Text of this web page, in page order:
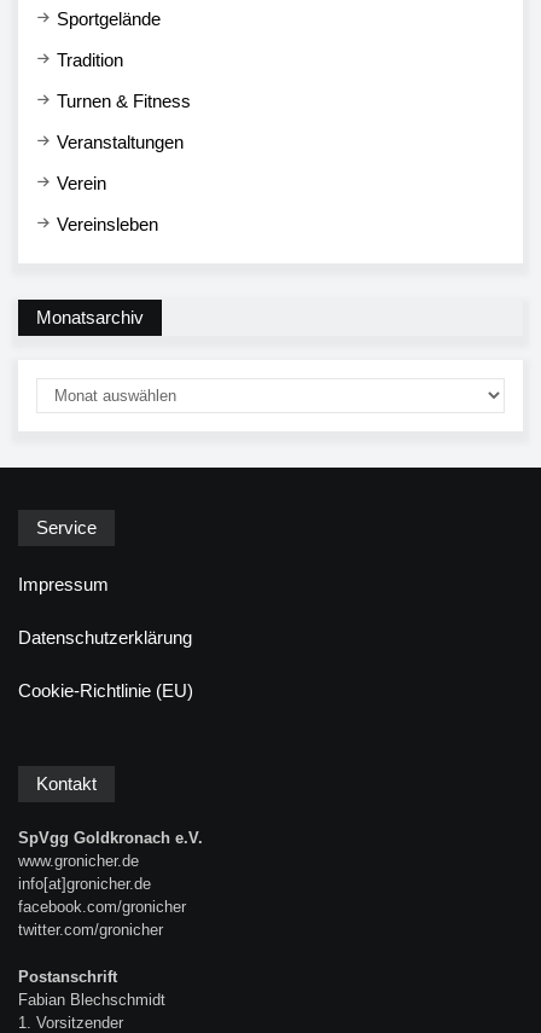
Sportgelände
Tradition
Turnen & Fitness
Veranstaltungen
Verein
Vereinsleben
Monatsarchiv
Service
Impressum
Datenschutzerklärung
Cookie-Richtlinie (EU)
Kontakt
SpVgg Goldkronach e.V.
www.gronicher.de
info[at]gronicher.de
facebook.com/gronicher
twitter.com/gronicher
Postanschrift
Fabian Blechschmidt
1. Vorsitzender